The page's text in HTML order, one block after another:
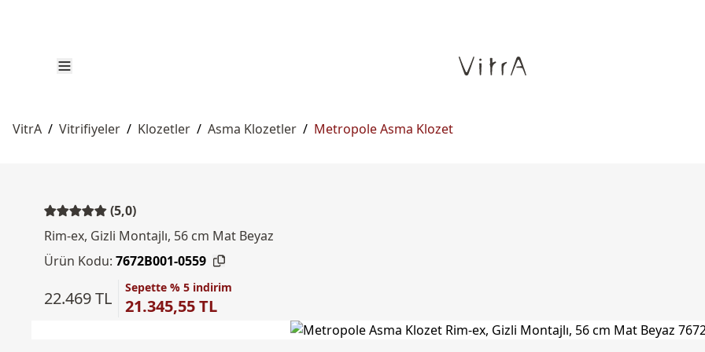
VitrA / Vitrifiyeler / Klozetler / Asma Klozetler / Metropole Asma Klozet
(5,0)
Rim-ex, Gizli Montajlı, 56 cm Mat Beyaz
Ürün Kodu: 7672B001-0559
22.469 TL
Sepette % 5 indirim
21.345,55 TL